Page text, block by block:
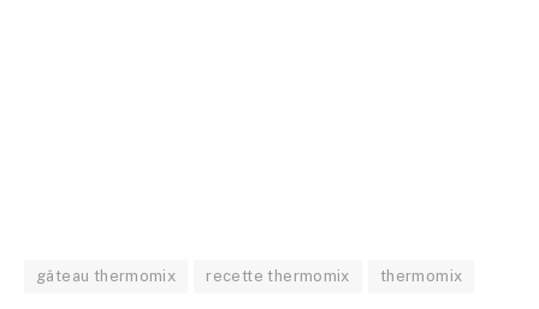
gâteau thermomix recette thermomix thermomix